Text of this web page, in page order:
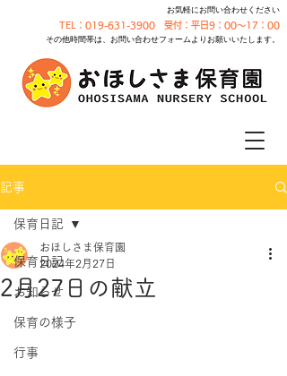
お気軽にお問い合わせください
TEL：019-631-3900 受付：平日9：00～17：00
その他時間帯は、お問い合わせフォームよりお願いいたします。
記事
保育日記
お知らせ
保育の様子
行事
保育日記
2月27日の献立
おほしさま保育園
2024年2月27日